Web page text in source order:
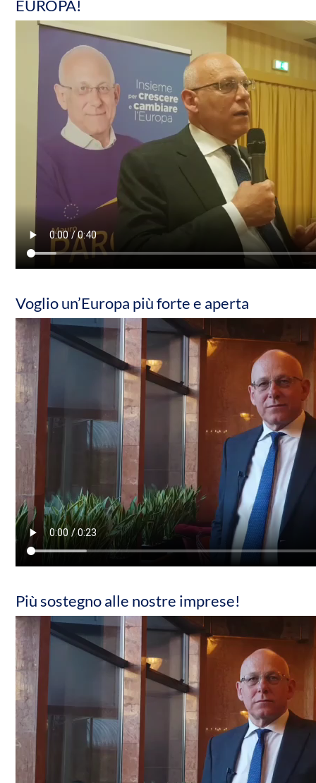
EUROPA!
Voglio un’Europa più forte e aperta
Più sostegno alle nostre imprese!